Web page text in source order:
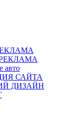
авто
САЙТА
ДИЗАЙН